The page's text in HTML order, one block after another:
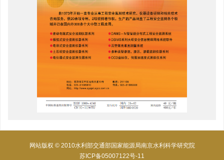
网站版权 © 2010水利部交通部国家能源局南京水利科学研究院
苏ICP备05007122号-11